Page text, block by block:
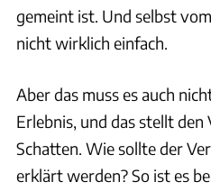
gemeint ist. Und selbst
nicht wirklich einfach.
Aber das muss es auch
Erlebnis, und das stellt
Schatten. Wie sollte der
erklärt werden? So ist es